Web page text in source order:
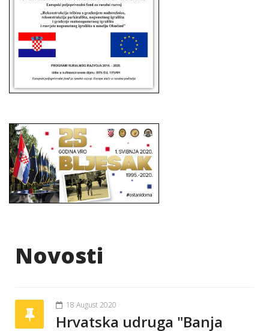
Novosti
18 August 2020
Hrvatska udruga "Banja